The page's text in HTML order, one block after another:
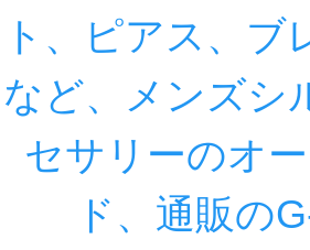
ト、ピアス、ブ
など、メンズシ
セサリーのオ
ド、通販の